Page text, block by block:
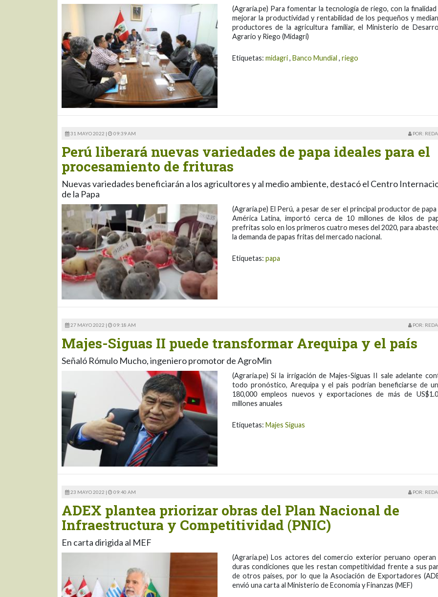
(Agraria.pe) Para fomentar la tecnología de riego, con la finalidad
mejorar la productividad y rentabilidad de los pequeños y
productores de la agricultura familiar, el Ministerio de
Agrario y Riego (Midagri)
Etiquetas: midagri, Banco Mundial , riego
31 MAYO 2022 | 09:39 AM POR:
Perú liberará nuevas variedades de papa ideales para el
procesamiento de frituras
Nuevas variedades beneficiarán a los agricultores y al medio ambiente, destacó el Centro
de la Papa
(Agraria.pe) El Perú, a pesar de ser el principal productor de
América Latina, importó cerca de 10 millones de kilos de
prefritas solo en los primeros cuatro meses del 2020, para
la demanda de papas fritas del mercado nacional.
Etiquetas: papa
27 MAYO 2022 | 09:18 AM POR:
Majes-Siguas II puede transformar Arequipa y el país
Señaló Rómulo Mucho, ingeniero promotor de AgroMin
(Agraria.pe) Si la irrigación de Majes-Siguas II sale adelante
todo pronóstico, Arequipa y el país podrían beneficiarse de
180,000 empleos nuevos y exportaciones de más de
millones anuales
Etiquetas: Majes Siguas
23 MAYO 2022 | 09:40 AM POR:
ADEX plantea priorizar obras del Plan Nacional de
Infraestructura y Competitividad (PNIC)
En carta dirigida al MEF
(Agraria.pe) Los actores del comercio exterior peruano operan
duras condiciones que les restan competitividad frente a sus
de otros países, por lo que la Asociación de Exportadores
envió una carta al Ministerio de Economía y Finanzas (MEF)